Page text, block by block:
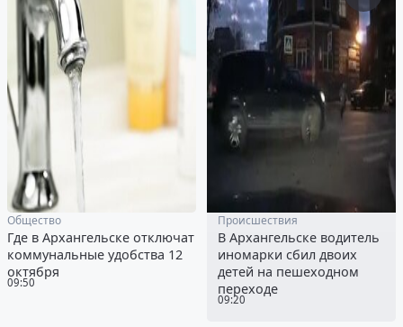
09:50
Общество
Где в Архангельске отключат
коммунальные удобства 12
октября
09:20
Происшествия
В Архангельске водитель
иномарки сбил двоих
детей на пешеходном
переходе